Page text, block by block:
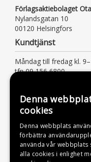
Förlagsaktiebolaget
Nylandsgatan 10
00120 Helsingfors
Kundtjänst
Måndag till fredag kl.
tfn 09 156 6800
kundtjanst@otava.fi
Information
Leverans
Instruktioner
Dataskyddsbeskrivning
Denna
cookies
Denna webbplats
förbättra
använda vår webbplats
alla cookies i enlighet